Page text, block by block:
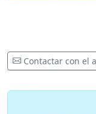
Contactar con el